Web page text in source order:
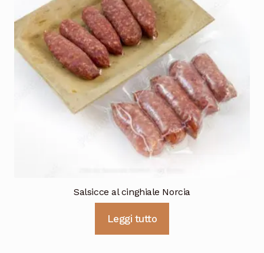
Salsicce al cinghiale Norcia
Leggi tutto